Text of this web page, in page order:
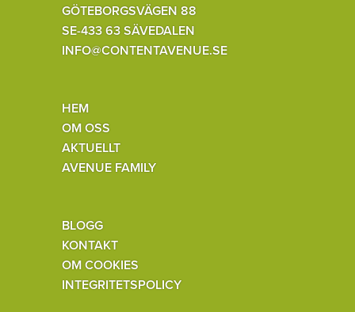
GÖTEBORGSVÄGEN 88
SE-433 63 SÄVEDALEN
INFO@CONTENTAVENUE.SE
HEM
OM OSS
AKTUELLT
AVENUE FAMILY
BLOGG
KONTAKT
OM COOKIES
INTEGRITETSPOLICY